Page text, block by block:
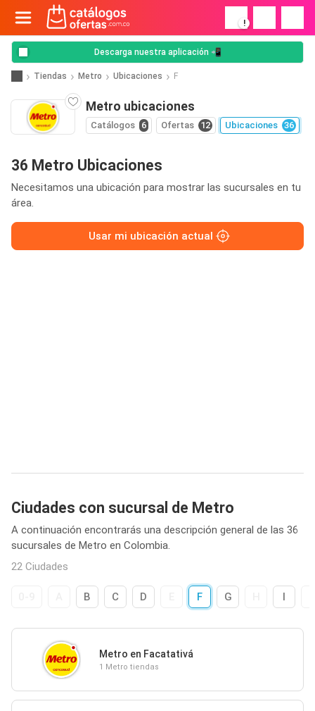
!
Descarga nuestra aplicación 📲
Tiendas Metro Ubicaciones F
Metro ubicaciones
Catálogos 6 Ofertas 12 Ubicaciones 36
36 Metro Ubicaciones
Necesitamos una ubicación para mostrar las sucursales en tu
área.
Usar mi ubicación actual
Ciudades con sucursal de Metro
A continuación encontrarás una descripción general de las 36
sucursales de Metro en Colombia.
22 Ciudades
B C D F G I
Metro en Facatativá
1 Metro tiendas